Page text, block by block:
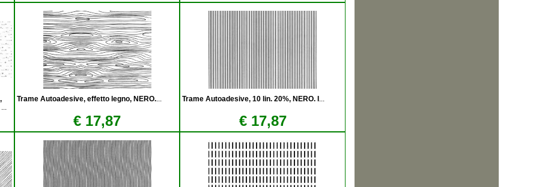
...
Trame Autoadesive, effetto legno, NERO....
€ 17,87
Trame Autoadesive, 10 lin. 20%, NERO. I ...
€ 17,87